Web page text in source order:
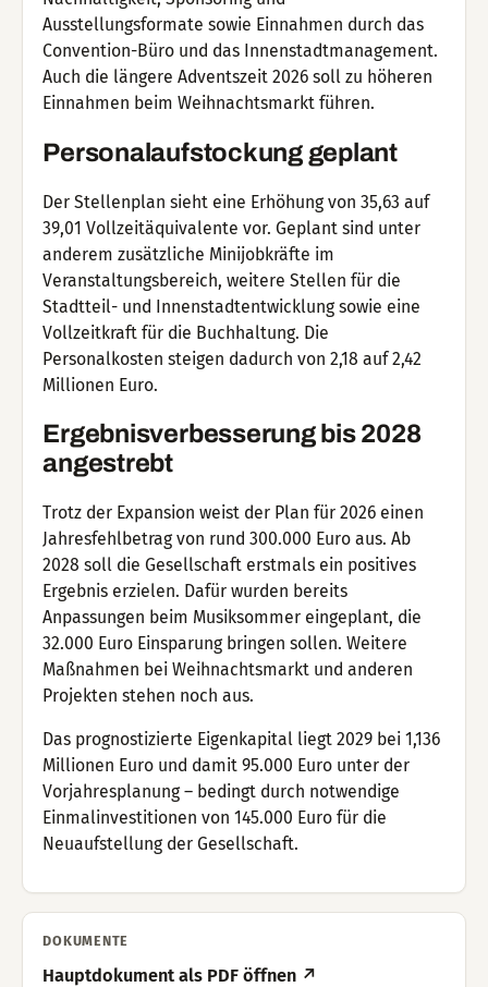
Ausstellungsformate sowie Einnahmen durch das
Convention-Büro und das Innenstadtmanagement.
Auch die längere Adventszeit 2026 soll zu höheren
Einnahmen beim Weihnachtsmarkt führen.
Personalaufstockung geplant
Der Stellenplan sieht eine Erhöhung von 35,63 auf
39,01 Vollzeitäquivalente vor. Geplant sind unter
anderem zusätzliche Minijobkräfte im
Veranstaltungsbereich, weitere Stellen für die
Stadtteil- und Innenstadtentwicklung sowie eine
Vollzeitkraft für die Buchhaltung. Die
Personalkosten steigen dadurch von 2,18 auf 2,42
Millionen Euro.
Ergebnisverbesserung bis 2028
angestrebt
Trotz der Expansion weist der Plan für 2026 einen
Jahresfehlbetrag von rund 300.000 Euro aus. Ab
2028 soll die Gesellschaft erstmals ein positives
Ergebnis erzielen. Dafür wurden bereits
Anpassungen beim Musiksommer eingeplant, die
32.000 Euro Einsparung bringen sollen. Weitere
Maßnahmen bei Weihnachtsmarkt und anderen
Projekten stehen noch aus.
Das prognostizierte Eigenkapital liegt 2029 bei 1,136
Millionen Euro und damit 95.000 Euro unter der
Vorjahresplanung – bedingt durch notwendige
Einmalinvestitionen von 145.000 Euro für die
Neuaufstellung der Gesellschaft.
DOKUMENTE
Hauptdokument als PDF öffnen ↗